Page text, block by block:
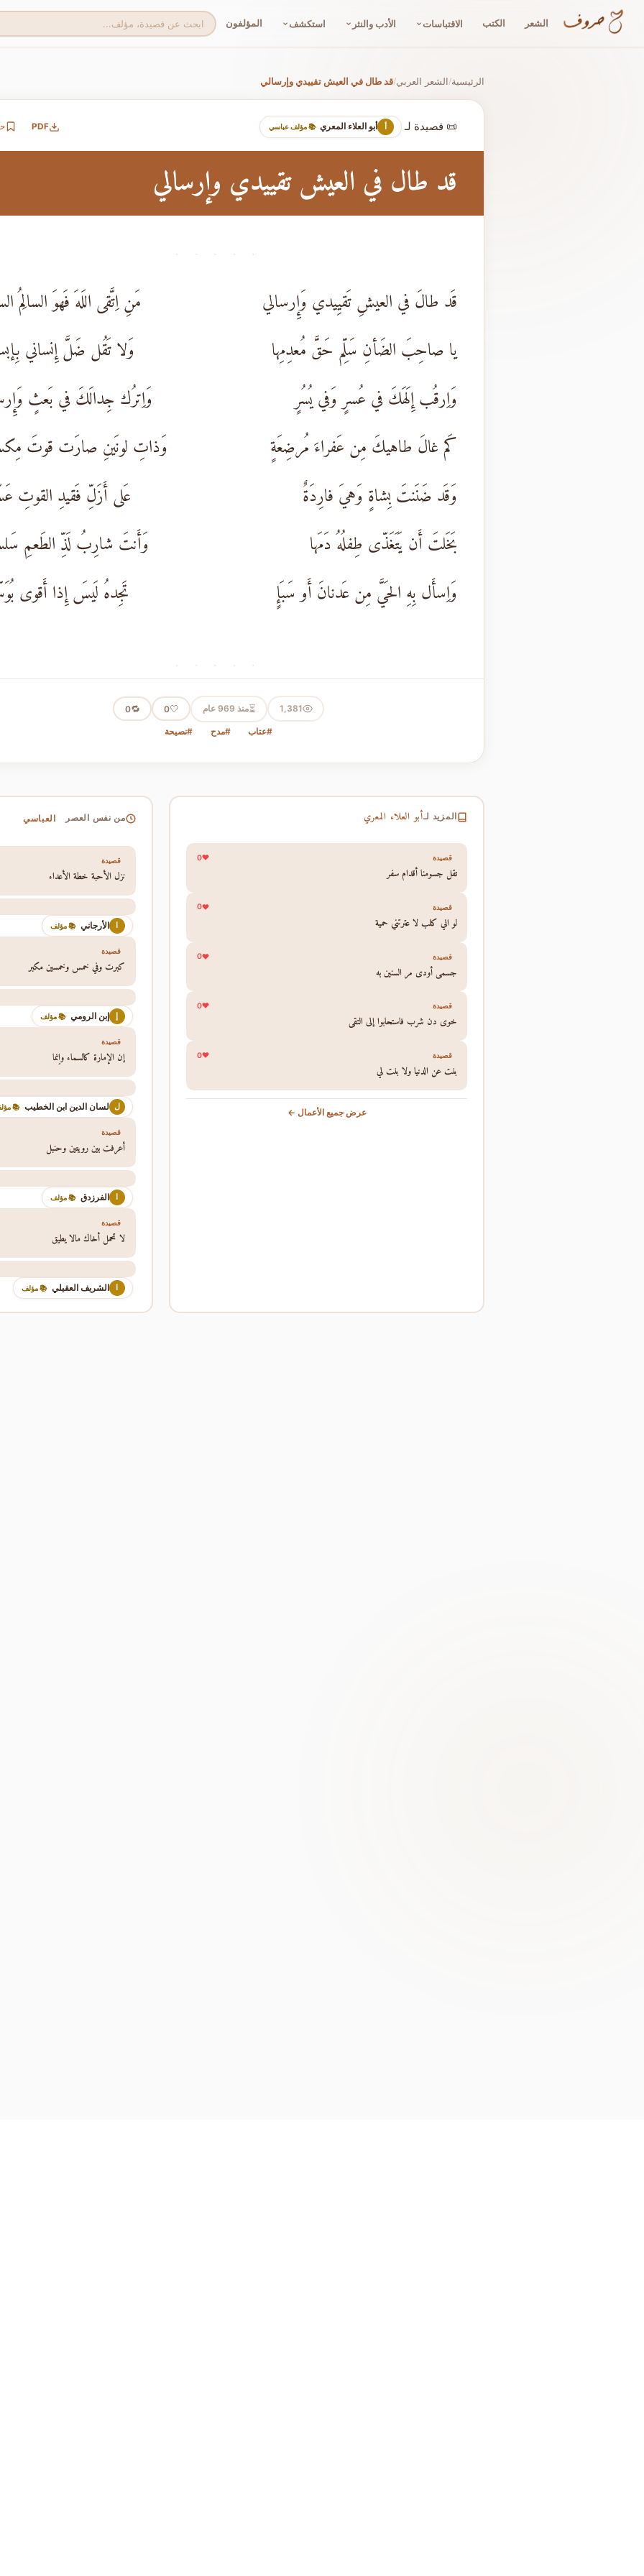
الشعر الكتب الاقتباسات الأدب والنثر استكشف المؤلفون
الرئيسية/الشعر العربي/قد طال في العيش تقييدي وإرسالي
📜 قصيدة لـ أ أبو العلاء المعري 📚 مؤلف عباسي PDF
قد طال في العيش تقييدي وإرسالي
· · · · ·
قَد طالَ في العيشِ تَقيِيدي وَإِرسالي
مَنِ اِتَّقى اللَهَ فَهوَ السالِمُ
يا صاحِبَ الضَأنِ سَلِّم حَقَّ مُعدِمِها
وَلا تَقُل ضَلَّ إِنساني
وَاِرقُب إِلَهَكَ في عُسرٍ وَفي يُسُرٍ
وَاِترُك جِدالَكَ في بَعثٍ
كَم غالَ طاهيكَ مِن عَفراءَ مُرضِعَةٍ
وَذاتِ لونَينِ صارَت قوتَ
وَقَد ضَنَنتَ بِشاةٍ وَهيَ فارِدَةٌ
عَلى أَزَلِّ فَقيدِ القوتِ
بَخَلتَ أَن يَتَغَذّى طِفلُهُ دَمَها
وَأَنتَ شارِبُ لَذِّ الطَعمِ
وَاِسأَل بِهِ الحَيَّ مِن عَدنانَ أَو سَبَإٍ
تَجِدهُ لَيسَ إِذا أَقوى
· · · · ·
1,381
⏳منذ 969 عام 🤍
0
🔁
0
#عتاب #مدح #نصيحة
المزيد لـأبو العلاء المعري
قصيدة 0
تقل جسومنا أقدام سفر
قصيدة 0
لو اني كلب لا عترتني حمية
قصيدة 0
جسمي أودى مر السنين به
قصيدة 0
خوى دن شرب فاستحابوا إلى التقى
قصيدة 0
بنت عن الدنيا ولا بنت لي
عرض جميع الأعمال ←
من نفس العصر العباسي
قصيدة
نزل الأحبة خطة الأعداء
الأرجاني 📚 مؤلف
قصيدة
كبرت وفي خمس وخمسين مكبر
إبن الرومي 📚 مؤلف
قصيدة
إن الإمارة كالسماء وإنما
ل لسان الدين ابن الخطيب 📚
قصيدة
أعرفت بين رويتين وحنبل
الفرزدق 📚 مؤلف
قصيدة
لا تحمل أخاك مالا يطيق
الشريف العقيلي 📚 مؤلف